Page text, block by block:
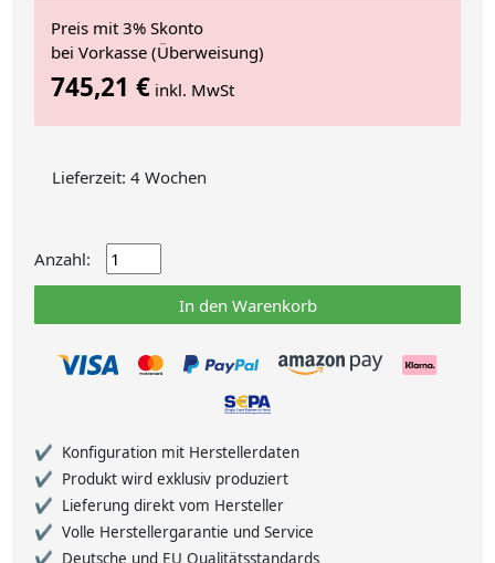
Preis mit 3% Skonto
bei Vorkasse (Überweisung)
745,21 € inkl. MwSt
Lieferzeit: 4 Wochen
Anzahl:
In den Warenkorb
Konfiguration mit Herstellerdaten
Produkt wird exklusiv produziert
Lieferung direkt vom Hersteller
Volle Herstellergarantie und Service